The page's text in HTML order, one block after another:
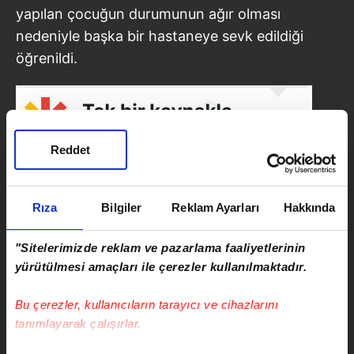
Rıza Bilgiler Reklam Ayarları Hakkında
"Sitelerimizde reklam ve pazarlama faaliyetlerinin
yürütülmesi amaçları ile çerezler kullanılmaktadır.
Bu çerezler, kullanıcıların tarayıcı ve cihazlarını
tanımlayarak çalışırlar.
Reddet
yapılan çocuğun durumunun ağır olması
nedeniyle başka bir hastaneye sevk edildiği
öğrenildi.
Bedelli askerlik başvurusunda
yarın son gün!